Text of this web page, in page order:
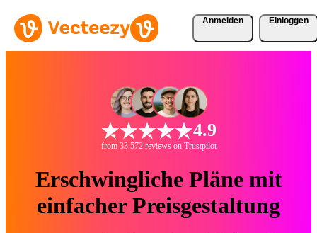
Anmelden Einloggen
4.9
from 33.572 reviews on Trustpilot
Erschwingliche Pläne mit
einfacher Preisgestaltung